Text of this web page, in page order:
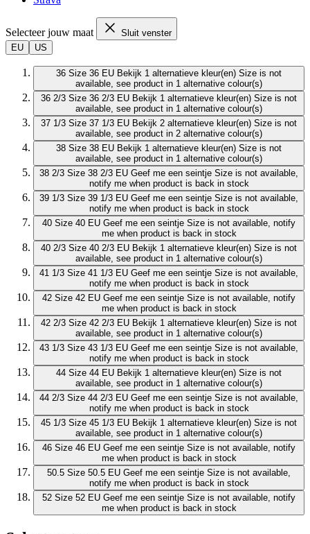
Selecteer jouw maat
Sluit venster
EU
US
36 Size 36 EU Bekijk 1 alternatieve kleur(en) Size is not
available, see product in 1 alternative colour(s)
36 2/3 Size 36 2/3 EU Bekijk 1 alternatieve kleur(en) Size is not
available, see product in 1 alternative colour(s)
37 1/3 Size 37 1/3 EU Bekijk 2 alternatieve kleur(en) Size is not
available, see product in 2 alternative colour(s)
38 Size 38 EU Bekijk 1 alternatieve kleur(en) Size is not
available, see product in 1 alternative colour(s)
38 2/3 Size 38 2/3 EU Geef me een seintje Size is not available,
notify me when product is back in stock
39 1/3 Size 39 1/3 EU Geef me een seintje Size is not available,
notify me when product is back in stock
40 Size 40 EU Geef me een seintje Size is not available, notify
me when product is back in stock
40 2/3 Size 40 2/3 EU Bekijk 1 alternatieve kleur(en) Size is not
available, see product in 1 alternative colour(s)
41 1/3 Size 41 1/3 EU Geef me een seintje Size is not available,
notify me when product is back in stock
42 Size 42 EU Geef me een seintje Size is not available, notify
me when product is back in stock
42 2/3 Size 42 2/3 EU Bekijk 1 alternatieve kleur(en) Size is not
available, see product in 1 alternative colour(s)
43 1/3 Size 43 1/3 EU Geef me een seintje Size is not available,
notify me when product is back in stock
44 Size 44 EU Bekijk 1 alternatieve kleur(en) Size is not
available, see product in 1 alternative colour(s)
44 2/3 Size 44 2/3 EU Geef me een seintje Size is not available,
notify me when product is back in stock
45 1/3 Size 45 1/3 EU Bekijk 1 alternatieve kleur(en) Size is not
available, see product in 1 alternative colour(s)
46 Size 46 EU Geef me een seintje Size is not available, notify
me when product is back in stock
50.5 Size 50.5 EU Geef me een seintje Size is not available,
notify me when product is back in stock
52 Size 52 EU Geef me een seintje Size is not available, notify
me when product is back in stock